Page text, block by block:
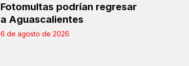
Fotomultas podrían regresar
a Aguascalientes
6 de agosto de 2026